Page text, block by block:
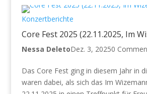
Konzertberichte
Core Fest 2025 (22.11.2025, Im
Nessa DeletoDez. 3, 20250
Das Core Fest ging in diesem Jahr in
waren dabei, als sich das Im